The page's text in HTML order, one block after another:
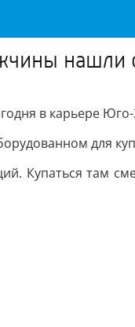
нашли
в карьере
для
Купаться там